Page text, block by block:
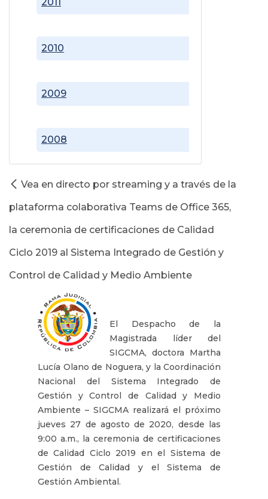
2008
2009
2010
Vea en directo por streaming y a través de la
plataforma colaborativa Teams de Office 365,
la ceremonia de certificaciones de Calidad
Ciclo 2019 al Sistema Integrado de Gestión y
Control de Calidad y Medio Ambiente
El Despacho de la
Magistrada líder del
SIGCMA, doctora Martha
Lucía Olano de Noguera, y la Coordinación
Nacional del Sistema Integrado de
Gestión y Control de Calidad y Medio
Ambiente – SIGCMA realizará el próximo
jueves 27 de agosto de 2020, desde las
9:00 a.m., la ceremonia de certificaciones
de Calidad Ciclo 2019 en el Sistema de
Gestión de Calidad y el Sistema de
Gestión Ambiental.